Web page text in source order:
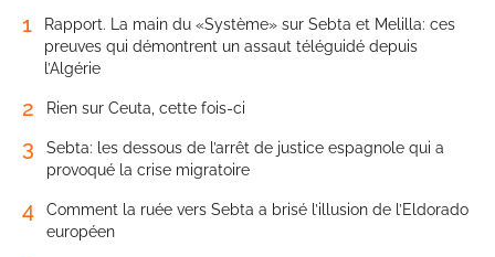
1
Rapport. La main du «Système» sur Sebta et Melilla: ces
preuves qui démontrent un assaut téléguidé depuis
l’Algérie
2 Rien sur Ceuta, cette fois-ci
3
Sebta: les dessous de l’arrêt de justice espagnole qui a
provoqué la crise migratoire
4
Comment la ruée vers Sebta a brisé l’illusion de l’Eldorado
européen